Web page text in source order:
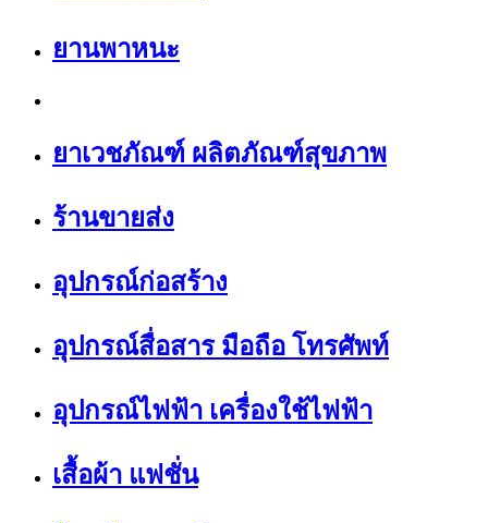
ยานพาหนะ
ยาเวชภัณฑ์ ผลิตภัณฑ์สุขภาพ
ร้านขายส่ง
อุปกรณ์ก่อสร้าง
อุปกรณ์สื่อสาร มือถือ โทรศัพท์
อุปกรณ์ไฟฟ้า เครื่องใช้ไฟฟ้า
เสื้อผ้า แฟชั่น